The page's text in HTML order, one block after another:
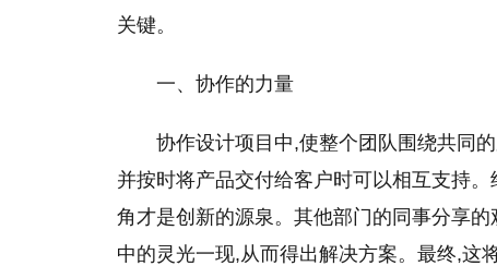
关键。
一、协作的力量
协作设计项目中,使整个团队围绕共同
并按时将产品交付给客户时可以相互支持
角才是创新的源泉。其他部门的同事分享
中的灵光一现,从而得出解决方案。最终,这